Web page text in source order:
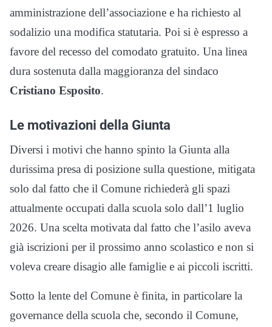
amministrazione dell’associazione e ha richiesto al
sodalizio una modifica statutaria. Poi si è espresso a
favore del recesso del comodato gratuito. Una linea
dura sostenuta dalla maggioranza del sindaco
Cristiano Esposito.
Le motivazioni della Giunta
Diversi i motivi che hanno spinto la Giunta alla
durissima presa di posizione sulla questione, mitigata
solo dal fatto che il Comune richiederà gli spazi
attualmente occupati dalla scuola solo dall’1 luglio
2026. Una scelta motivata dal fatto che l’asilo aveva
già iscrizioni per il prossimo anno scolastico e non si
voleva creare disagio alle famiglie e ai piccoli iscritti.
Sotto la lente del Comune è finita, in particolare la
governance della scuola che, secondo il Comune,